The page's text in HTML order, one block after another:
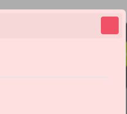
Wyszukiwanie